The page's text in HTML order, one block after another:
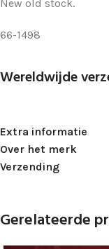
New old stock.
66-1498
Wereldwijde
Extra informatie
Over het merk
Verzending
Gerelateerde